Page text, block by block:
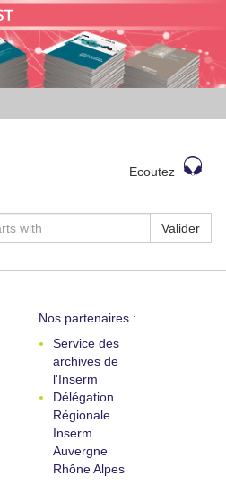
Ecoutez
Valider
Nos partenaires :
Service des
archives de
l'Inserm
Délégation
Régionale
Inserm
Auvergne
Rhône Alpes